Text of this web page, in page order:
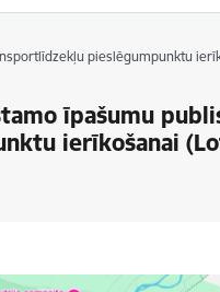
pieslēgumpunktu
īpašumu
ierīkošanai